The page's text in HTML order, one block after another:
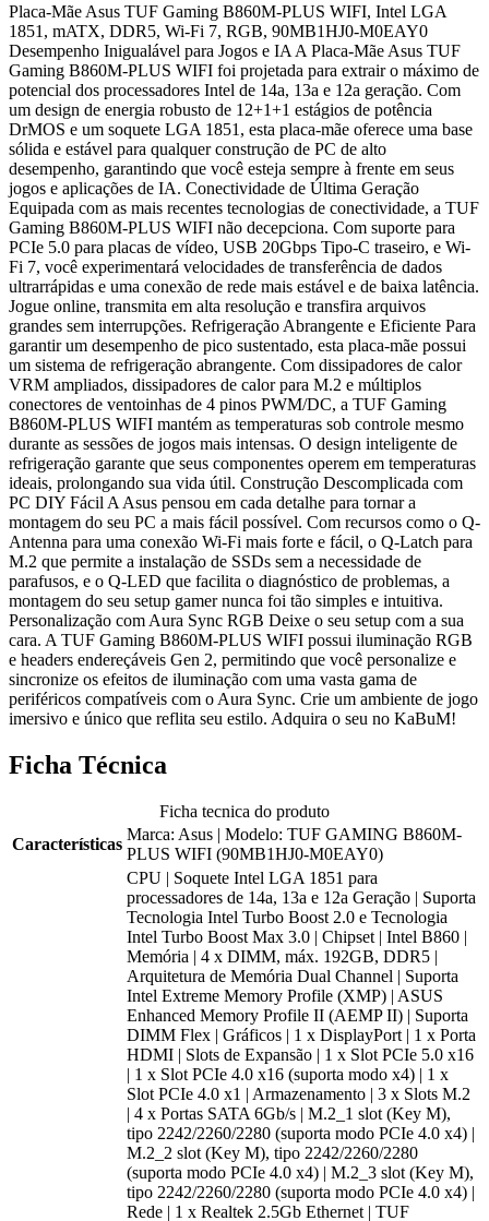
Placa-Mãe Asus TUF Gaming B860M-PLUS WIFI, Intel LGA
1851, mATX, DDR5, Wi-Fi 7, RGB, 90MB1HJ0-M0EAY0
Desempenho Inigualável para Jogos e IA A Placa-Mãe Asus TUF
Gaming B860M-PLUS WIFI foi projetada para extrair o máximo de
potencial dos processadores Intel de 14a, 13a e 12a geração. Com
um design de energia robusto de 12+1+1 estágios de potência
DrMOS e um soquete LGA 1851, esta placa-mãe oferece uma base
sólida e estável para qualquer construção de PC de alto
desempenho, garantindo que você esteja sempre à frente em seus
jogos e aplicações de IA. Conectividade de Última Geração
Equipada com as mais recentes tecnologias de conectividade, a TUF
Gaming B860M-PLUS WIFI não decepciona. Com suporte para
PCIe 5.0 para placas de vídeo, USB 20Gbps Tipo-C traseiro, e Wi-
Fi 7, você experimentará velocidades de transferência de dados
ultrarrápidas e uma conexão de rede mais estável e de baixa latência.
Jogue online, transmita em alta resolução e transfira arquivos
grandes sem interrupções. Refrigeração Abrangente e Eficiente Para
garantir um desempenho de pico sustentado, esta placa-mãe possui
um sistema de refrigeração abrangente. Com dissipadores de calor
VRM ampliados, dissipadores de calor para M.2 e múltiplos
conectores de ventoinhas de 4 pinos PWM/DC, a TUF Gaming
B860M-PLUS WIFI mantém as temperaturas sob controle mesmo
durante as sessões de jogos mais intensas. O design inteligente de
refrigeração garante que seus componentes operem em temperaturas
ideais, prolongando sua vida útil. Construção Descomplicada com
PC DIY Fácil A Asus pensou em cada detalhe para tornar a
montagem do seu PC a mais fácil possível. Com recursos como o Q-
Antenna para uma conexão Wi-Fi mais forte e fácil, o Q-Latch para
M.2 que permite a instalação de SSDs sem a necessidade de
parafusos, e o Q-LED que facilita o diagnóstico de problemas, a
montagem do seu setup gamer nunca foi tão simples e intuitiva.
Personalização com Aura Sync RGB Deixe o seu setup com a sua
cara. A TUF Gaming B860M-PLUS WIFI possui iluminação RGB
e headers endereçáveis Gen 2, permitindo que você personalize e
sincronize os efeitos de iluminação com uma vasta gama de
periféricos compatíveis com o Aura Sync. Crie um ambiente de jogo
imersivo e único que reflita seu estilo. Adquira o seu no KaBuM!
Ficha Técnica
Ficha tecnica do produto
Características
Marca: Asus | Modelo: TUF GAMING B860M-
PLUS WIFI (90MB1HJ0-M0EAY0)
CPU | Soquete Intel LGA 1851 para
processadores de 14a, 13a e 12a Geração | Suporta
Tecnologia Intel Turbo Boost 2.0 e Tecnologia
Intel Turbo Boost Max 3.0 | Chipset | Intel B860 |
Memória | 4 x DIMM, máx. 192GB, DDR5 |
Arquitetura de Memória Dual Channel | Suporta
Intel Extreme Memory Profile (XMP) | ASUS
Enhanced Memory Profile II (AEMP II) | Suporta
DIMM Flex | Gráficos | 1 x DisplayPort | 1 x Porta
HDMI | Slots de Expansão | 1 x Slot PCIe 5.0 x16
| 1 x Slot PCIe 4.0 x16 (suporta modo x4) | 1 x
Slot PCIe 4.0 x1 | Armazenamento | 3 x Slots M.2
| 4 x Portas SATA 6Gb/s | M.2_1 slot (Key M),
tipo 2242/2260/2280 (suporta modo PCIe 4.0 x4) |
M.2_2 slot (Key M), tipo 2242/2260/2280
(suporta modo PCIe 4.0 x4) | M.2_3 slot (Key M),
tipo 2242/2260/2280 (suporta modo PCIe 4.0 x4) |
Rede | 1 x Realtek 2.5Gb Ethernet | TUF